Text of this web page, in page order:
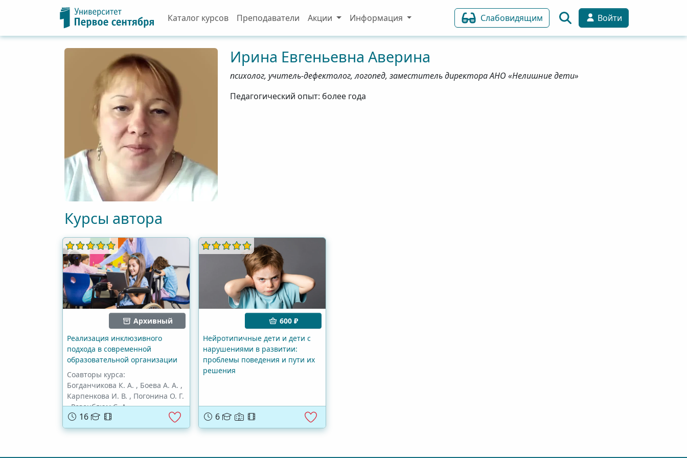
Каталог курсов Преподаватели Акции Информация Слабовидящим Войти
Ирина Евгеньевна Аверина
психолог, учитель-дефектолог, логопед, заместитель директора АНО «Нелишние дети»
Педагогический опыт: более года
Курсы автора
Архивный
Реализация инклюзивного
подхода в современной
образовательной организации
Соавторы курса:
Богданчикова К. А. , Боева А. А. ,
Карпенкова И. В. , Погонина О. Г.
,Розенблюм С. А.,
Цырульникова Е. Л.
Волошина М. А.
16
600 ₽
Нейротипичные дети и дети с
нарушениями в развитии:
проблемы поведения и пути их
решения
6